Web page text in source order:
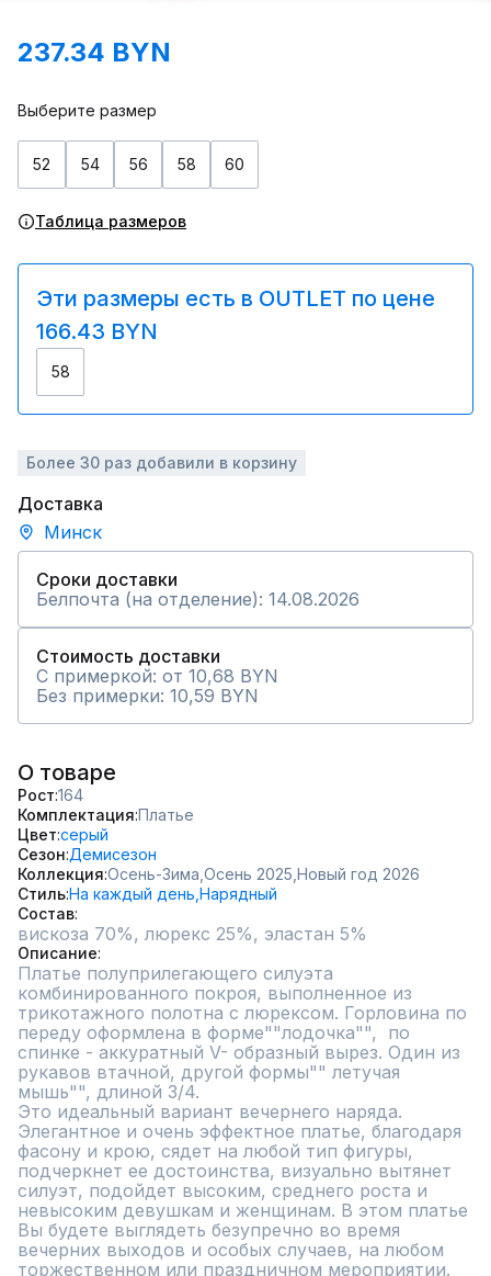
237.34 BYN
Выберите размер
52 54 56 58 60
Таблица размеров
Эти размеры есть в OUTLET по цене
166.43 BYN
58
Более 30 раз добавили в корзину
Доставка
Минск
Сроки доставки
Белпочта (на отделение): 14.08.2026
Стоимость доставки
С примеркой: от 10,68 BYN
Без примерки: 10,59 BYN
О товаре
Рост 164
Комплектация Платье
Цвет серый
Сезон Демисезон
Коллекция Осень-Зима, Осень 2025, Новый год 2026
СтильНа каждый день, Нарядный
Состав
Описание
Платье полуприлегающего силуэта
комбинированного покроя, выполненное из
трикотажного полотна с люрексом. Горловина по
переду оформлена в форме""лодочка"",  по
спинке - аккуратный V- образный вырез. Один из
рукавов втачной, другой формы"" летучая
мышь"", длиной 3/4.
Это идеальный вариант вечернего наряда.
Элегантное и очень эффектное платье, благодаря
фасону и крою, сядет на любой тип фигуры,
подчеркнет ее достоинства, визуально вытянет
силуэт, подойдет высоким, среднего роста и
невысоким девушкам и женщинам. В этом платье
Вы будете выглядеть безупречно во время
вечерних выходов и особых случаев, на любом
торжественном или праздничном мероприятии.